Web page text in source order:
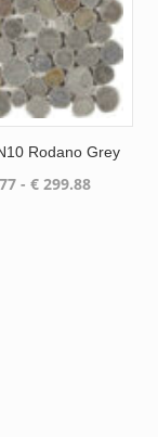
Rodano Grey
- € 299.88